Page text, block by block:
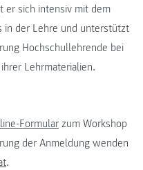
er sich intensiv mit dem
in der Lehre und unterstützt
Hochschullehrende bei
Lehrmaterialien.
Formularzum Workshop
der Anmeldung wenden
.